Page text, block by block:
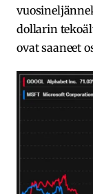
dollarin
ovat saaneet